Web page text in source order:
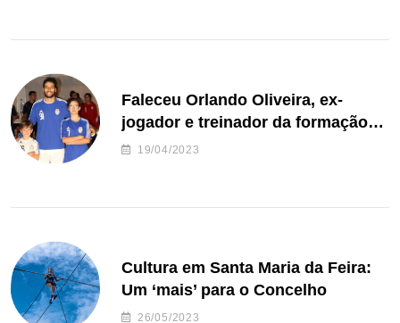
Faleceu Orlando Oliveira, ex-
jogador e treinador da formação
de andebol do Feirense
19/04/2023
Cultura em Santa Maria da Feira:
Um ‘mais’ para o Concelho
26/05/2023